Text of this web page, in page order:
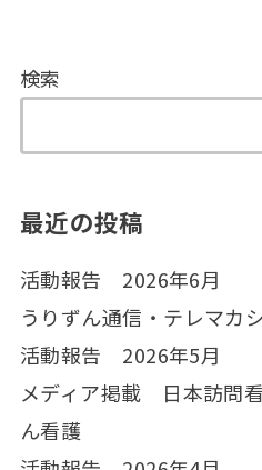
検索
最近の投稿
活動報告 2026年6月
うりずん通信・テレマカ
活動報告 2026年5月
メディア掲載 日本訪問
ん看護